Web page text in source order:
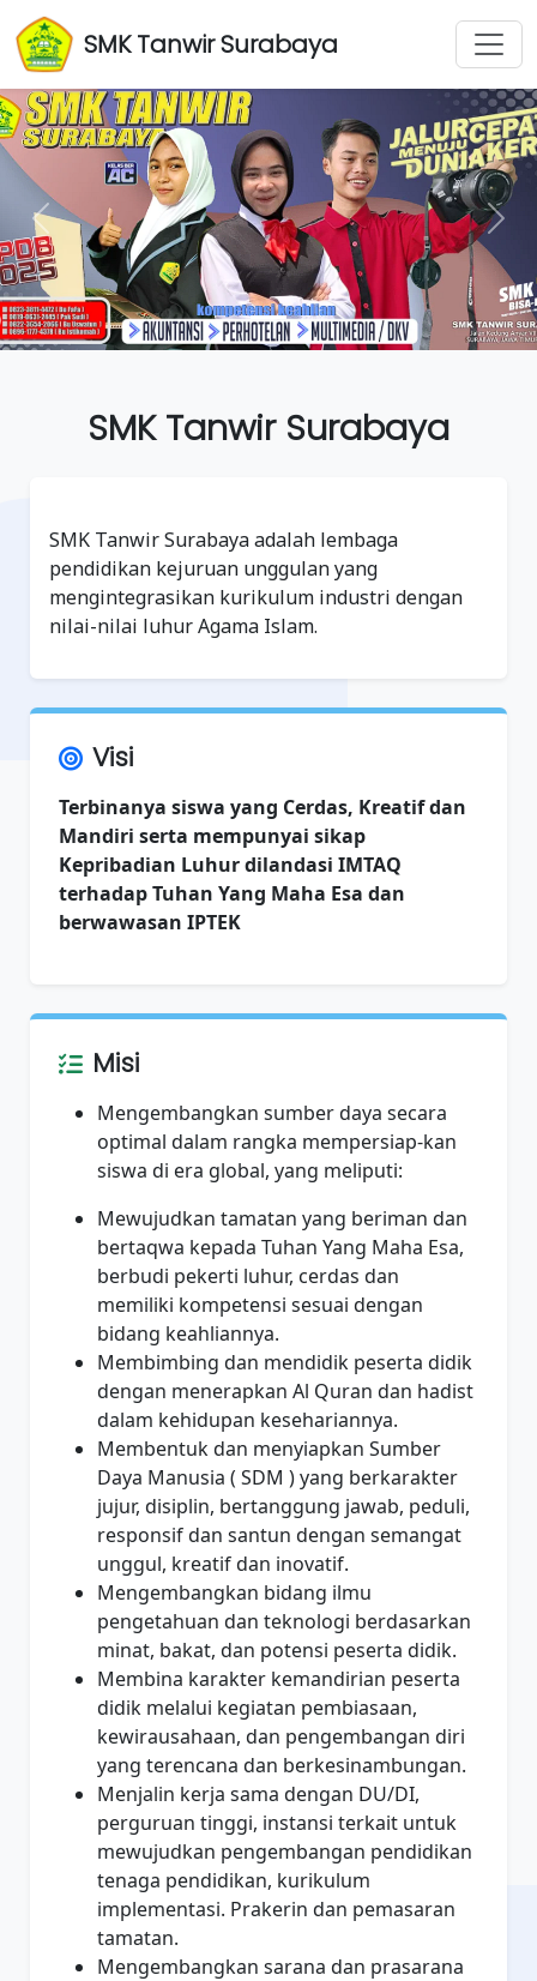
SMK Tanwir Surabaya
Previous Next
SMK Tanwir Surabaya
SMK Tanwir Surabaya adalah lembaga
pendidikan kejuruan unggulan yang
mengintegrasikan kurikulum industri dengan
nilai-nilai luhur Agama Islam.
Visi
Terbinanya siswa yang Cerdas, Kreatif dan
Mandiri serta mempunyai sikap
Kepribadian Luhur dilandasi IMTAQ
terhadap Tuhan Yang Maha Esa dan
berwawasan IPTEK
Misi
Mengembangkan sumber daya secara
optimal dalam rangka mempersiap-kan
siswa di era global, yang meliputi:
Mewujudkan tamatan yang beriman dan
bertaqwa kepada Tuhan Yang Maha Esa,
berbudi pekerti luhur, cerdas dan
memiliki kompetensi sesuai dengan
bidang keahliannya.
Membimbing dan mendidik peserta didik
dengan menerapkan Al Quran dan hadist
dalam kehidupan kesehariannya.
Membentuk dan menyiapkan Sumber
Daya Manusia ( SDM ) yang berkarakter
jujur, disiplin, bertanggung jawab, peduli,
responsif dan santun dengan semangat
unggul, kreatif dan inovatif.
Mengembangkan bidang ilmu
pengetahuan dan teknologi berdasarkan
minat, bakat, dan potensi peserta didik.
Membina karakter kemandirian peserta
didik melalui kegiatan pembiasaan,
kewirausahaan, dan pengembangan diri
yang terencana dan berkesinambungan.
Menjalin kerja sama dengan DU/DI,
perguruan tinggi, instansi terkait untuk
mewujudkan pengembangan pendidikan
tenaga pendidikan, kurikulum
implementasi. Prakerin dan pemasaran
tamatan.
Mengembangkan sarana dan prasarana